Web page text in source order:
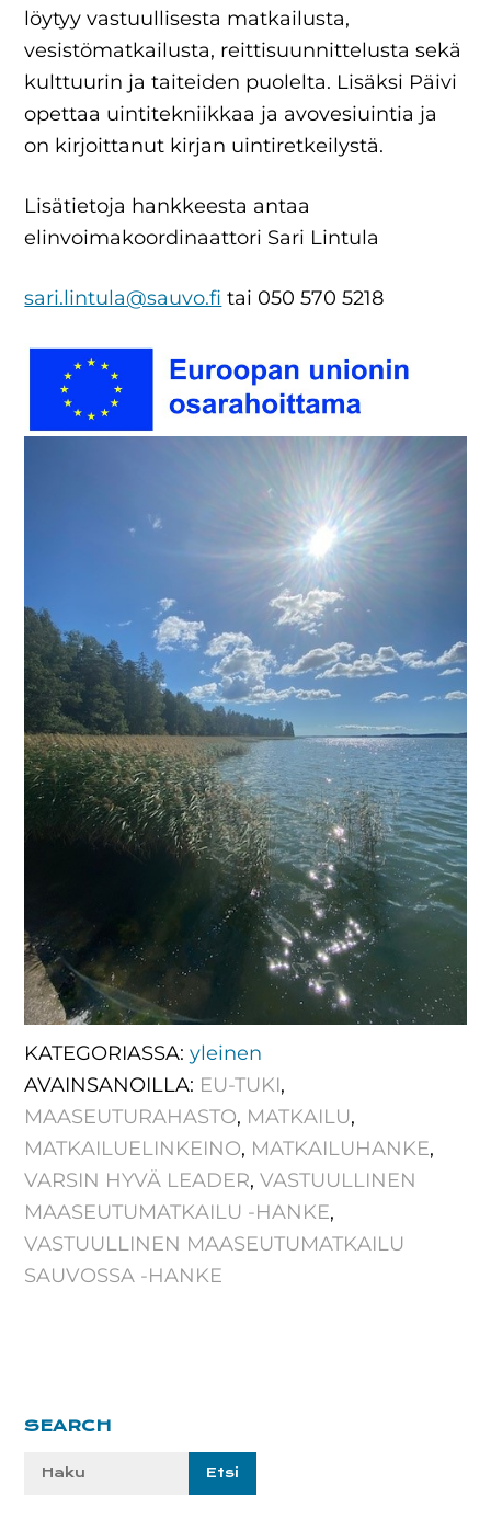
löytyy vastuullisesta matkailusta,
vesistömatkailusta, reittisuunnittelusta sekä
kulttuurin ja taiteiden puolelta. Lisäksi Päivi
opettaa uintitekniikkaa ja avovesiuintia ja
on kirjoittanut kirjan uintiretkeilystä.
Lisätietoja hankkeesta antaa
elinvoimakoordinaattori Sari Lintula
sari.lintula@sauvo.fi tai 050 570 5218
KATEGORIASSA:yleinen
AVAINSANOILLA: EU-TUKI,
MAASEUTURAHASTO, MATKAILU,
MATKAILUELINKEINO, MATKAILUHANKE,
VARSIN HYVÄ LEADER,VASTUULLINEN
MAASEUTUMATKAILU -HANKE,
VASTUULLINEN MAASEUTUMATKAILU
SAUVOSSA -HANKE
Ensisijainen
SEARCH
Etsi